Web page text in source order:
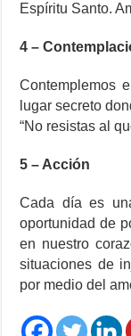
Espíritu Santo.
4 –
Contemplemos
lugar secreto
“No resistas al
5 – Acción
Cada día es
oportunidad de
en nuestro
situaciones de
por medio del